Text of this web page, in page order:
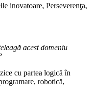
inovatoare, Perseverenţa,
acest domeniu
cu partea logică în
robotică,